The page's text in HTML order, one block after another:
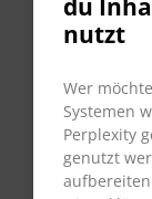
du
nutzt
Wer
Systemen
Perplexity
genutzt